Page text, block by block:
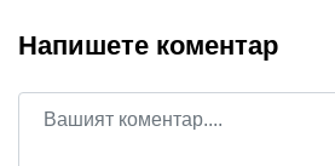
Напишете коментар